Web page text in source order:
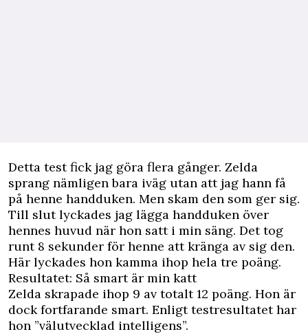
Detta test fick jag göra flera gånger. Zelda
sprang nämligen bara iväg utan att jag hann få
på henne handduken. Men skam den som ger sig.
Till slut lyckades jag lägga handduken över
hennes huvud när hon satt i min säng. Det tog
runt 8 sekunder för henne att kränga av sig den.
Här lyckades hon kamma ihop hela tre poäng.
Resultatet: Så smart är min katt
Zelda skrapade ihop 9 av totalt 12 poäng. Hon är
dock fortfarande smart. Enligt testresultatet har
hon ”välutvecklad intelligens”.